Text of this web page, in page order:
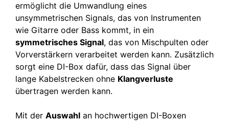
ermöglicht die Umwandlung eines
unsymmetrischen Signals, das von Instrumenten
wie Gitarre oder Bass kommt, in ein
symmetrisches Signal, das von Mischpulten oder
Vorverstärkern verarbeitet werden kann. Zusätzlich
sorgt eine DI-Box dafür, dass das Signal über
lange Kabelstrecken ohne Klangverluste
übertragen werden kann.
Mit der Auswahl an hochwertigen DI-Boxen